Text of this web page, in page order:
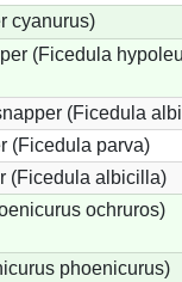
cyanurus)
(Ficedula
(Ficedula
(Ficedula parva)
(Ficedula albicilla)
ochruros)
phoenicurus)